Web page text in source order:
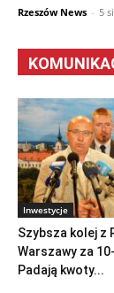
Rzeszów News - 5
Inwestycje
Szybsza kolej z
Warszawy za
Padają kwoty...